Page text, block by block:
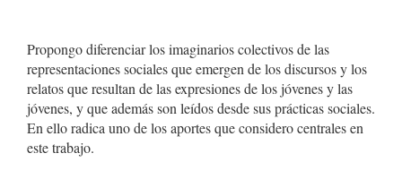
Propongo diferenciar los imaginarios colectivos de las
representaciones sociales que emergen de los discursos y los
relatos que resultan de las expresiones de los jóvenes y las
jóvenes, y que además son leídos desde sus prácticas sociales.
En ello radica uno de los aportes que considero centrales en
este trabajo.